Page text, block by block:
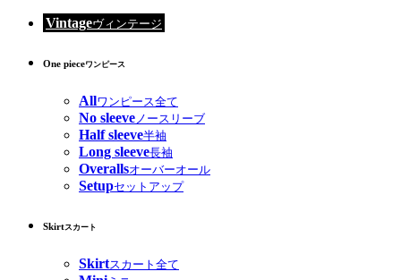
Vintageヴィンテージ
One pieceワンピース
Allワンピース全て
No sleeveノースリーブ
Half sleeve半袖
Long sleeve長袖
Overallsオーバーオール
Setupセットアップ
Skirtスカート
Skirtスカート全て